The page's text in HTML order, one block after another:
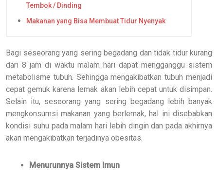
Tembok / Dinding
Makanan yang Bisa Membuat Tidur Nyenyak
Bagi seseorang yang sering begadang dan tidak tidur kurang
dari 8 jam di waktu malam hari dapat mengganggu sistem
metabolisme tubuh. Sehingga mengakibatkan tubuh menjadi
cepat gemuk karena lemak akan lebih cepat untuk disimpan.
Selain itu, seseorang yang sering begadang lebih banyak
mengkonsumsi makanan yang berlemak, hal ini disebabkan
kondisi suhu pada malam hari lebih dingin dan pada akhirnya
akan mengakibatkan terjadinya obesitas.
Menurunnya Sistem Imun